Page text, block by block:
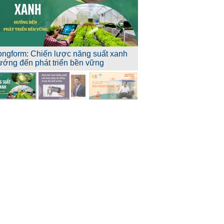
Chiến lược năng suất xanh
đến phát triển bền vững